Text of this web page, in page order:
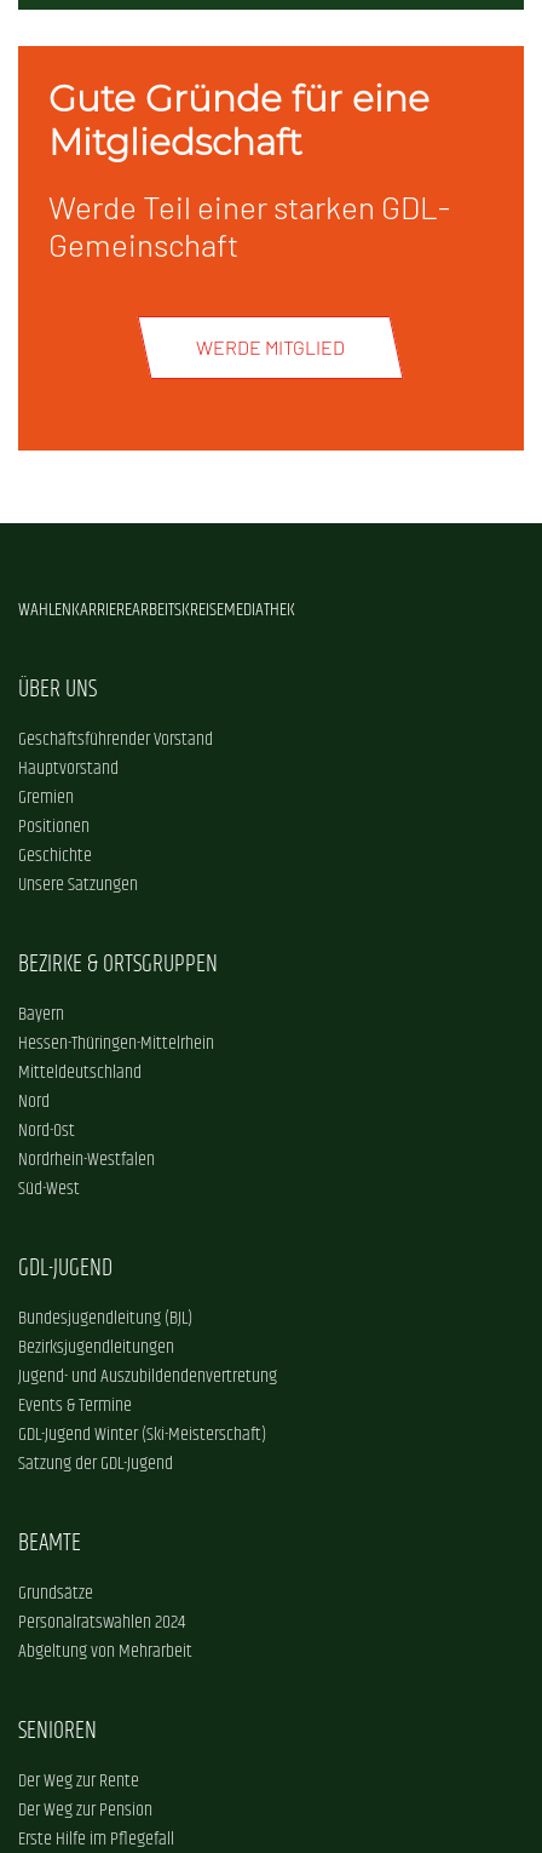
Gute Gründe für eine
Mitgliedschaft
Werde Teil einer starken GDL-
Gemeinschaft
WERDE MITGLIED
WAHLENKARRIEREARBEITSKREISEMEDIATHEK
ÜBER UNS
Geschäftsführender Vorstand
Hauptvorstand
Gremien
Positionen
Geschichte
Unsere Satzungen
BEZIRKE & ORTSGRUPPEN
Bayern
Hessen-Thüringen-Mittelrhein
Mitteldeutschland
Nord
Nord-Ost
Nordrhein-Westfalen
Süd-West
GDL-JUGEND
Bundesjugendleitung (BJL)
Bezirksjugendleitungen
Jugend- und Auszubildendenvertretung
Events & Termine
GDL-Jugend Winter (Ski-Meisterschaft)
Satzung der GDL-Jugend
BEAMTE
Grundsätze
Personalratswahlen 2024
Abgeltung von Mehrarbeit
SENIOREN
Der Weg zur Rente
Der Weg zur Pension
Erste Hilfe im Pflegefall